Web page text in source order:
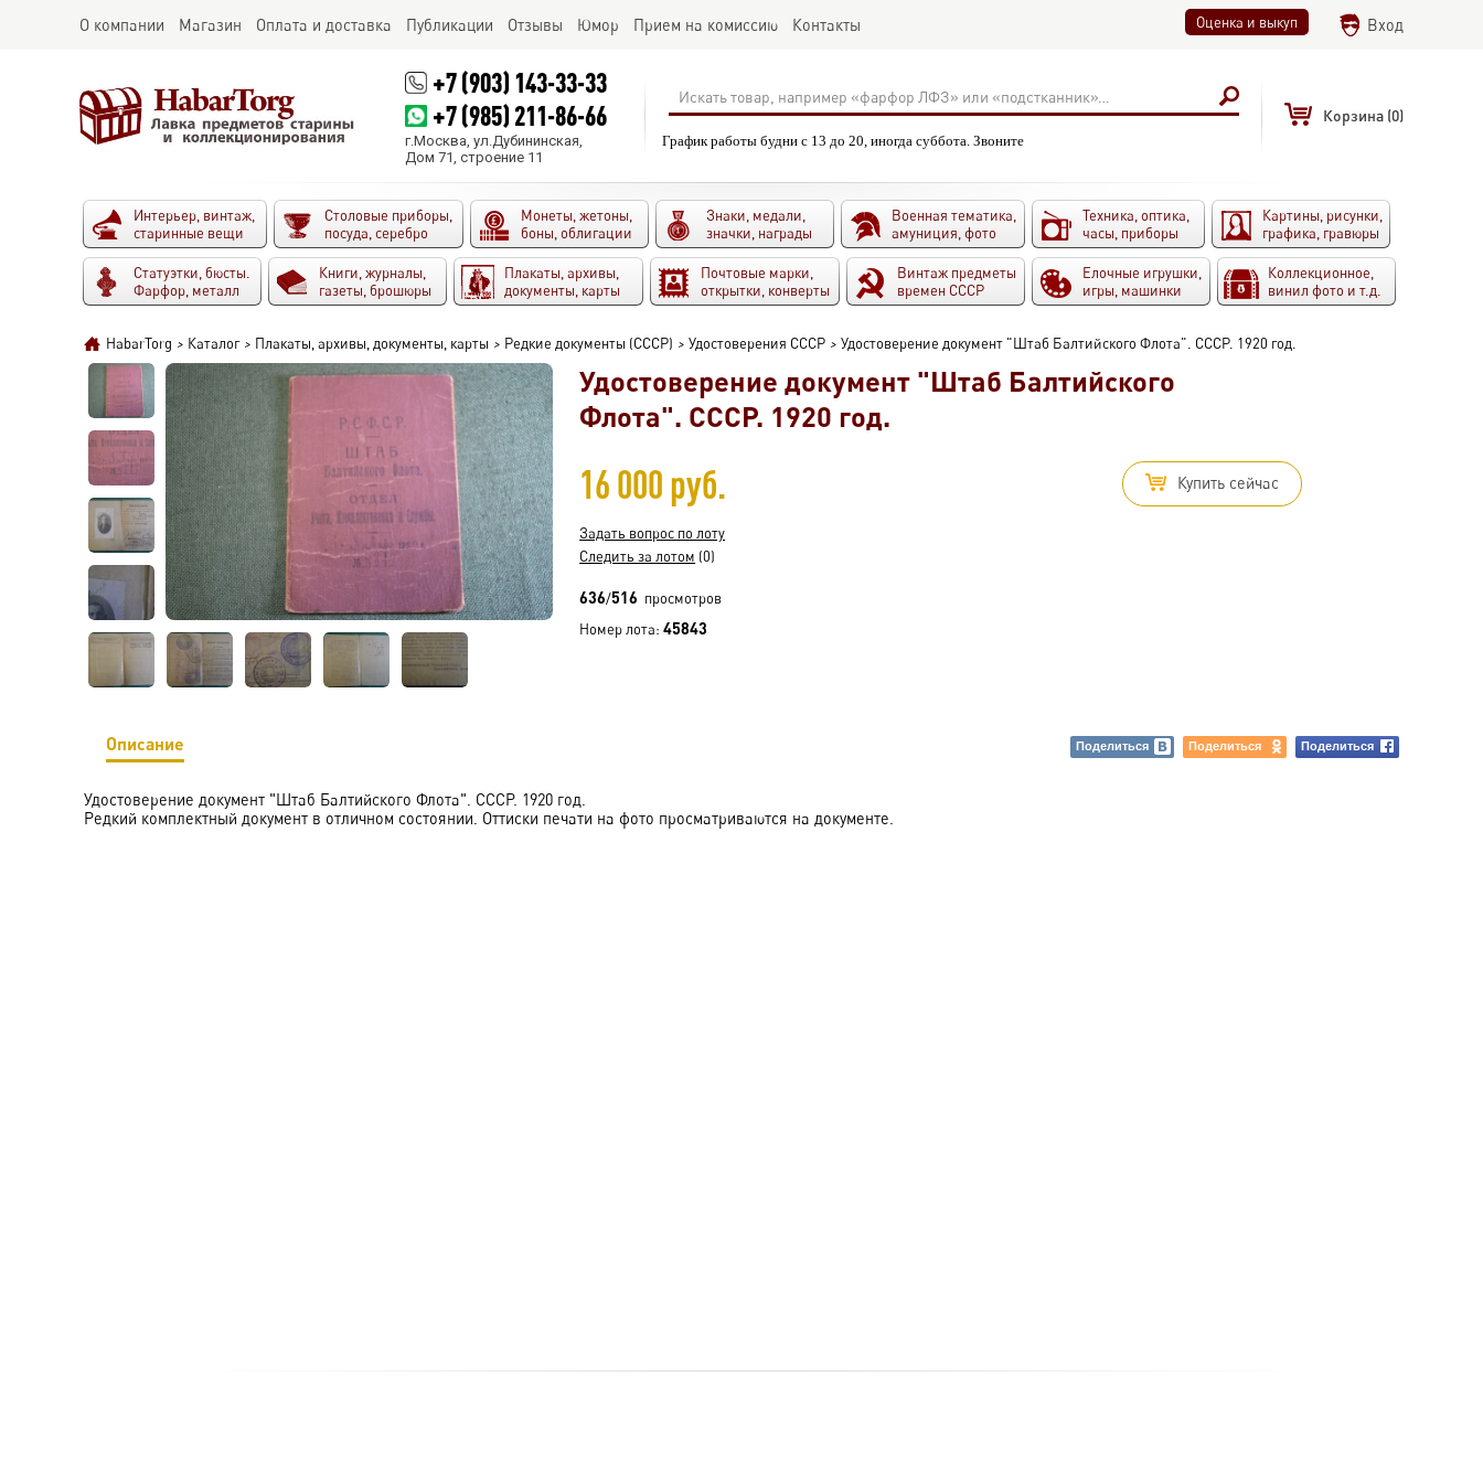
О компании Магазин Оплата и доставка Публикации Отзывы Юмор Прием на комиссию Контакты Оценка и выкуп Вход
+7 (903) 143-33-33
+7 (985) 211-86-66
г.Москва, ул.Дубининская,
Дом 71, строение 11
График работы будни с 13 до 20, иногда суббота. Звоните
Корзина (0)
Интерьер, винтаж,
старинные вещи
Столовые приборы,
посуда, серебро
Монеты, жетоны,
боны, облигации
Знаки, медали,
значки, награды
Военная тематика,
амуниция, фото
Техника, оптика,
часы, приборы
Картины, рисунки,
графика, гравюры
Статуэтки, бюсты.
Фарфор, металл
Книги, журналы,
газеты, брошюры
Плакаты, архивы,
документы, карты
Почтовые марки,
открытки, конверты
Винтаж предметы
времен СССР
Елочные игрушки,
игры, машинки
Коллекционное,
винил фото и т.д.
HabarTorg > Каталог > Плакаты, архивы, документы, карты > Редкие документы (СССР) > Удостоверения СССР > Удостоверение документ "Штаб Балтийского Флота". СССР. 1920 год.
Удостоверение документ "Штаб Балтийского
Флота". СССР. 1920 год.
16 000 руб. Купить сейчас
Задать вопрос по лоту
Следить за лотом (0)
636/516 просмотров
Номер лота:45843
Описание Поделиться Поделиться Поделиться
Удостоверение документ "Штаб Балтийского Флота". СССР. 1920 год.
Редкий комплектный документ в отличном состоянии. Оттиски печати на фото просматриваются на документе.